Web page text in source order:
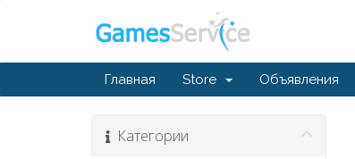
Главная Store Объявления
Категории